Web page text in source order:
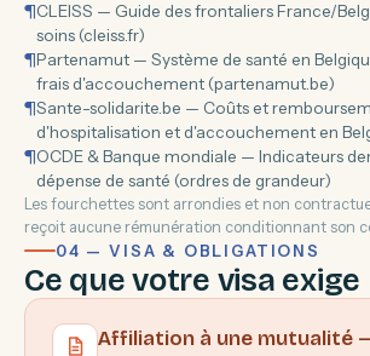
¶CLEISS — Guide des frontaliers France/
soins (cleiss.fr)
¶Partenamut — Système de santé en
frais d'accouchement (partenamut.be)
¶Sante-solidarite.be — Coûts et
d'hospitalisation et d'accouchement en
¶OCDE & Banque mondiale — Indicateurs
dépense de santé (ordres de grandeur)
Les fourchettes sont arrondies et non
reçoit aucune rémunération conditionnant son
04 — VISA & OBLIGATIONS
Ce que votre visa exige
Affiliation à une mutualité